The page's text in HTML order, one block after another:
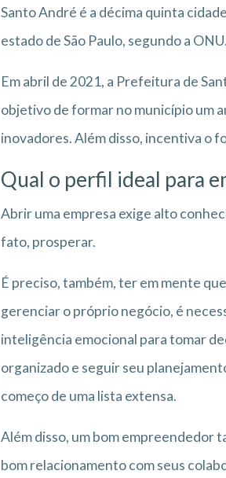
Santo André é a décima quinta
estado de São Paulo, segundo a
Em abril de 2021, a Prefeitura de
objetivo de formar no município um
inovadores. Além disso, incentiva o
Qual o perfil ideal para
Abrir uma empresa exige alto
fato, prosperar.
É preciso, também, ter em mente
gerenciar o próprio negócio, é
inteligência emocional para tomar
organizado e seguir seu
começo de uma lista extensa.
Além disso, um bom empreendedor
bom relacionamento com seus